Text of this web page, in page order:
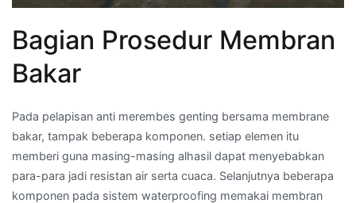
Bagian Prosedur Membran
Bakar
Pada pelapisan anti merembes genting bersama membrane
bakar, tampak beberapa komponen. setiap elemen itu
memberi guna masing-masing alhasil dapat menyebabkan
para-para jadi resistan air serta cuaca. Selanjutnya beberapa
komponen pada sistem waterproofing memakai membran